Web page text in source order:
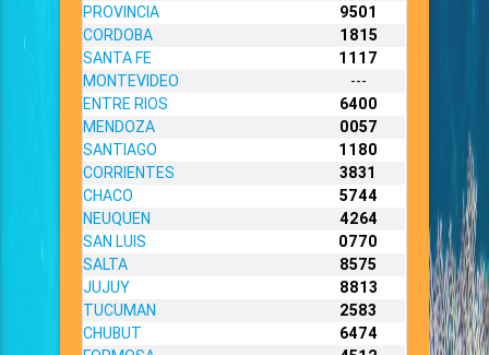
PROVINCIA
9501
CORDOBA
1815
SANTA FE
1117
MONTEVIDEO
---
ENTRE RIOS
6400
MENDOZA
0057
SANTIAGO
1180
CORRIENTES
3831
CHACO
5744
NEUQUEN
4264
SAN LUIS
0770
SALTA
8575
JUJUY
8813
TUCUMAN
2583
CHUBUT
6474